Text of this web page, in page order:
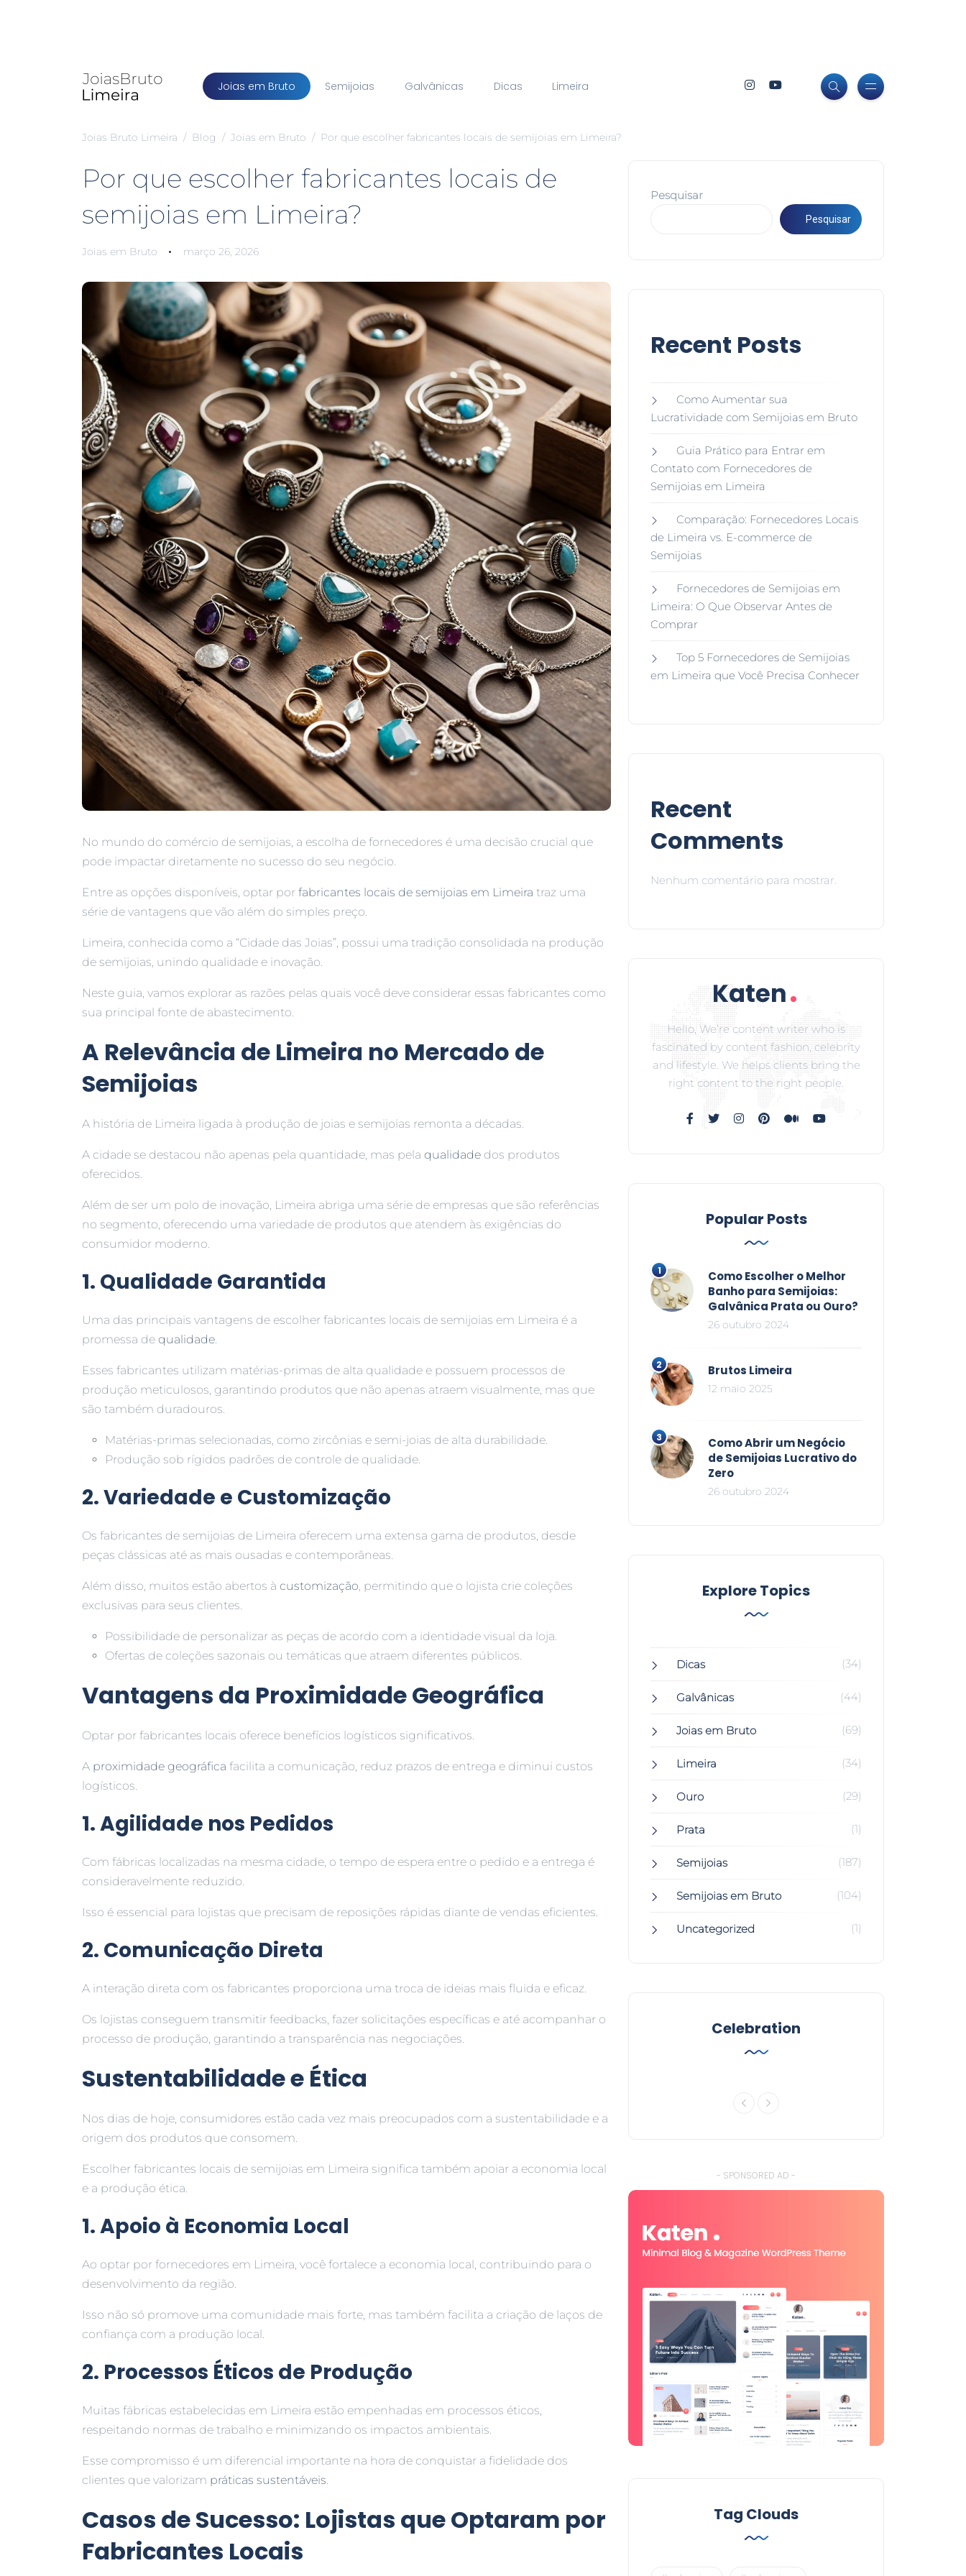
Joias em Bruto Semijoias Galvânicas Dicas Limeira
Joias Bruto Limeira Blog Joias em Bruto Por que escolher fabricantes locais de semijoias em Limeira?
Por que escolher fabricantes locais de
semijoias em Limeira?
Joias em Bruto março 26, 2026
No mundo do comércio de semijoias, a escolha de fornecedores é uma decisão crucial que
pode impactar diretamente no sucesso do seu negócio.
Entre as opções disponíveis, optar por fabricantes locais de semijoias em Limeira traz uma
série de vantagens que vão além do simples preço.
Limeira, conhecida como a “Cidade das Joias”, possui uma tradição consolidada na produção
de semijoias, unindo qualidade e inovação.
Neste guia, vamos explorar as razões pelas quais você deve considerar essas fabricantes como
sua principal fonte de abastecimento.
A Relevância de Limeira no Mercado de
Semijoias
A história de Limeira ligada à produção de joias e semijoias remonta a décadas.
A cidade se destacou não apenas pela quantidade, mas pela qualidade dos produtos
oferecidos.
Além de ser um polo de inovação, Limeira abriga uma série de empresas que são referências
no segmento, oferecendo uma variedade de produtos que atendem às exigências do
consumidor moderno.
1. Qualidade Garantida
Uma das principais vantagens de escolher fabricantes locais de semijoias em Limeira é a
promessa de qualidade.
Esses fabricantes utilizam matérias-primas de alta qualidade e possuem processos de
produção meticulosos, garantindo produtos que não apenas atraem visualmente, mas que
são também duradouros.
Matérias-primas selecionadas, como zircônias e semi-joias de alta durabilidade.
Produção sob rígidos padrões de controle de qualidade.
2. Variedade e Customização
Os fabricantes de semijoias de Limeira oferecem uma extensa gama de produtos, desde
peças clássicas até as mais ousadas e contemporâneas.
Além disso, muitos estão abertos à customização, permitindo que o lojista crie coleções
exclusivas para seus clientes.
Possibilidade de personalizar as peças de acordo com a identidade visual da loja.
Ofertas de coleções sazonais ou temáticas que atraem diferentes públicos.
Vantagens da Proximidade Geográfica
Optar por fabricantes locais oferece benefícios logísticos significativos.
A proximidade geográfica facilita a comunicação, reduz prazos de entrega e diminui custos
logísticos.
1. Agilidade nos Pedidos
Com fábricas localizadas na mesma cidade, o tempo de espera entre o pedido e a entrega é
consideravelmente reduzido.
Isso é essencial para lojistas que precisam de reposições rápidas diante de vendas eficientes.
2. Comunicação Direta
A interação direta com os fabricantes proporciona uma troca de ideias mais fluida e eficaz.
Os lojistas conseguem transmitir feedbacks, fazer solicitações específicas e até acompanhar o
processo de produção, garantindo a transparência nas negociações.
Sustentabilidade e Ética
Nos dias de hoje, consumidores estão cada vez mais preocupados com a sustentabilidade e a
origem dos produtos que consomem.
Escolher fabricantes locais de semijoias em Limeira significa também apoiar a economia local
e a produção ética.
1. Apoio à Economia Local
Ao optar por fornecedores em Limeira, você fortalece a economia local, contribuindo para o
desenvolvimento da região.
Isso não só promove uma comunidade mais forte, mas também facilita a criação de laços de
confiança com a produção local.
2. Processos Éticos de Produção
Muitas fábricas estabelecidas em Limeira estão empenhadas em processos éticos,
respeitando normas de trabalho e minimizando os impactos ambientais.
Esse compromisso é um diferencial importante na hora de conquistar a fidelidade dos
clientes que valorizam práticas sustentáveis.
Casos de Sucesso: Lojistas que Optaram por
Fabricantes Locais
Pesquisar
Pesquisar
Recent Posts
Como Aumentar sua
Lucratividade com Semijoias em Bruto
Guia Prático para Entrar em
Contato com Fornecedores de
Semijoias em Limeira
Comparação: Fornecedores Locais
de Limeira vs. E-commerce de
Semijoias
Fornecedores de Semijoias em
Limeira: O Que Observar Antes de
Comprar
Top 5 Fornecedores de Semijoias
em Limeira que Você Precisa Conhecer
Recent
Comments
Nenhum comentário para mostrar.
Hello, We’re content writer who is
fascinated by content fashion, celebrity
and lifestyle. We helps clients bring the
right content to the right people.
Popular Posts
Como Escolher o Melhor
Banho para Semijoias:
Galvânica Prata ou Ouro?
26 outubro 2024
Brutos Limeira
12 maio 2025
Como Abrir um Negócio
de Semijoias Lucrativo do
Zero
26 outubro 2024
Explore Topics
Dicas (34)
Galvânicas (44)
Joias em Bruto (69)
Limeira (34)
Ouro (29)
Prata (1)
Semijoias (187)
Semijoias em Bruto (104)
Uncategorized (1)
Celebration
- SPONSORED AD -
Tag Clouds